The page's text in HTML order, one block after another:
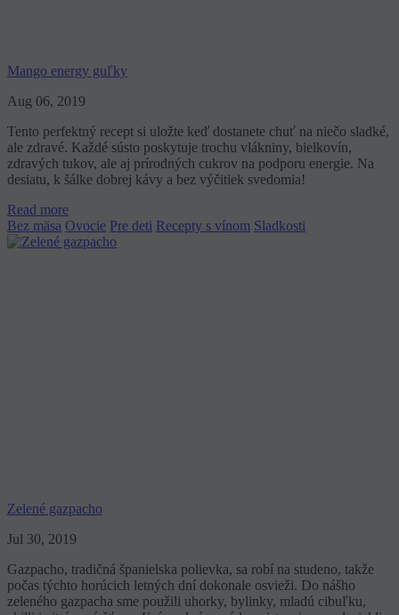
Mango energy guľky
Aug 06, 2019
Tento perfektný recept si uložte keď dostanete chuť na niečo sladké,
ale zdravé. Každé sústo poskytuje trochu vlákniny, bielkovín,
zdravých tukov, ale aj prírodných cukrov na podporu energie. Na
desiatu, k šálke dobrej kávy a bez výčitiek svedomia!
Read more
Bez mäsa Ovocie Pre deti Recepty s vínom Sladkosti
Zelené gazpacho
Jul 30, 2019
Gazpacho, tradičná španielska polievka, sa robí na studeno, takže
počas týchto horúcich letných dní dokonale osvieži. Do nášho
zeleného gazpacha sme použili uhorky, bylinky, mladú cibuľku,